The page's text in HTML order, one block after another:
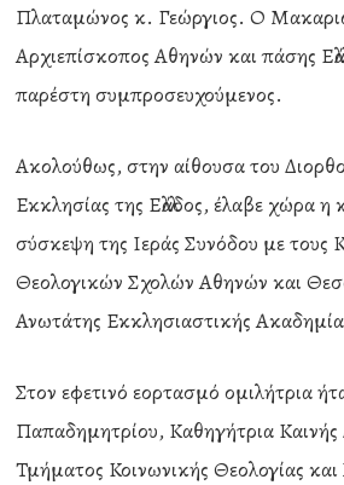
Πλαταμώνος κ. Γεώργιος. Ο
Αρχιεπίσκοπος Αθηνών και πάσης
παρέστη συμπροσευχούμενος.
Ακολούθως, στην αίθουσα του
Εκκλησίας της Ελλάδος, έλαβε χώρα
σύσκεψη της Ιεράς Συνόδου με τους
Θεολογικών Σχολών Αθηνών και
Ανωτάτης Εκκλησιαστικής
Στον εφετινό εορτασμό ομιλήτρια
Παπαδημητρίου, Καθηγήτρια Καινής
Τμήματος Κοινωνικής Θεολογίας και